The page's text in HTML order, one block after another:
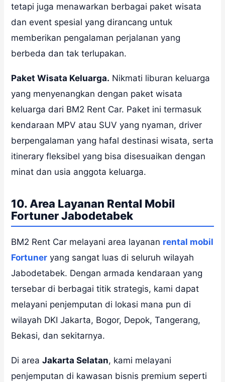
tetapi juga menawarkan berbagai paket wisata
dan event spesial yang dirancang untuk
memberikan pengalaman perjalanan yang
berbeda dan tak terlupakan.
Paket Wisata Keluarga. Nikmati liburan keluarga
yang menyenangkan dengan paket wisata
keluarga dari BM2 Rent Car. Paket ini termasuk
kendaraan MPV atau SUV yang nyaman, driver
berpengalaman yang hafal destinasi wisata, serta
itinerary fleksibel yang bisa disesuaikan dengan
minat dan usia anggota keluarga.
10. Area Layanan Rental Mobil
Fortuner Jabodetabek
BM2 Rent Car melayani area layanan rental mobil
Fortuner yang sangat luas di seluruh wilayah
Jabodetabek. Dengan armada kendaraan yang
tersebar di berbagai titik strategis, kami dapat
melayani penjemputan di lokasi mana pun di
wilayah DKI Jakarta, Bogor, Depok, Tangerang,
Bekasi, dan sekitarnya.
Di areaJakarta Selatan, kami melayani
penjemputan di kawasan bisnis premium seperti